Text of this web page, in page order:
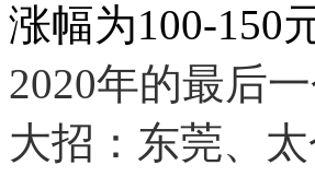
涨幅为100-150
2020年的最后
大招：东莞、